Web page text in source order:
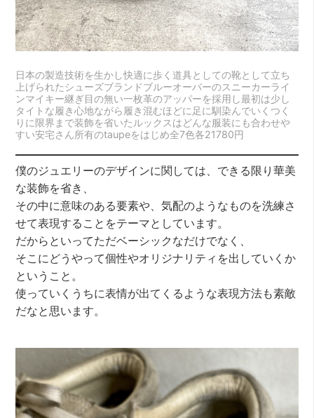
日本の製造技術を生かし快適に歩く道具としての靴として立ち
上げられたシューズブランドブルーオーバーのスニーカーライ
ンマイキー継ぎ目の無い一枚革のアッパーを採用し最初は少し
タイトな履き心地ながら履き混むほどに足に馴染んでいくつく
りに限界まで装飾を省いたルックスはどんな服装にも合わせや
すい安宅さん所有のtaupeをはじめ全7色各21780円
僕のジュエリーのデザインに関しては、できる限り華美
な装飾を省き、
その中に意味のある要素や、気配のようなものを洗練さ
せて表現することをテーマとしています。
だからといってただベーシックなだけでなく、
そこにどうやって個性やオリジナリティを出していくか
ということ。
使っていくうちに表情が出てくるような表現方法も素敵
だなと思います。